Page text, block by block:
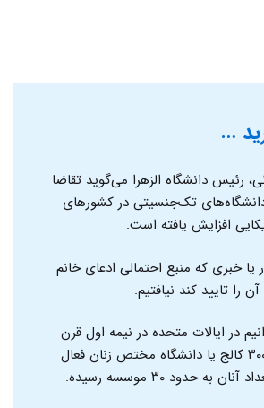
…
رئیس دانشگاه الزهرا می‌گوید تقاضا
دانشگاه‌های تک‌جنسیتی در کشورهای
افزایش یافته است.
یا خبری که منبع احتمالی ادعای خانم
را تایید کند نیافتیم.
در ایالات متحده در نیمه اول قرن
بیستم حدود ۳۰۰ کالج یا دانشگاه مختص زنان فعال
به حدود ۳۰ موسسه رسیده.